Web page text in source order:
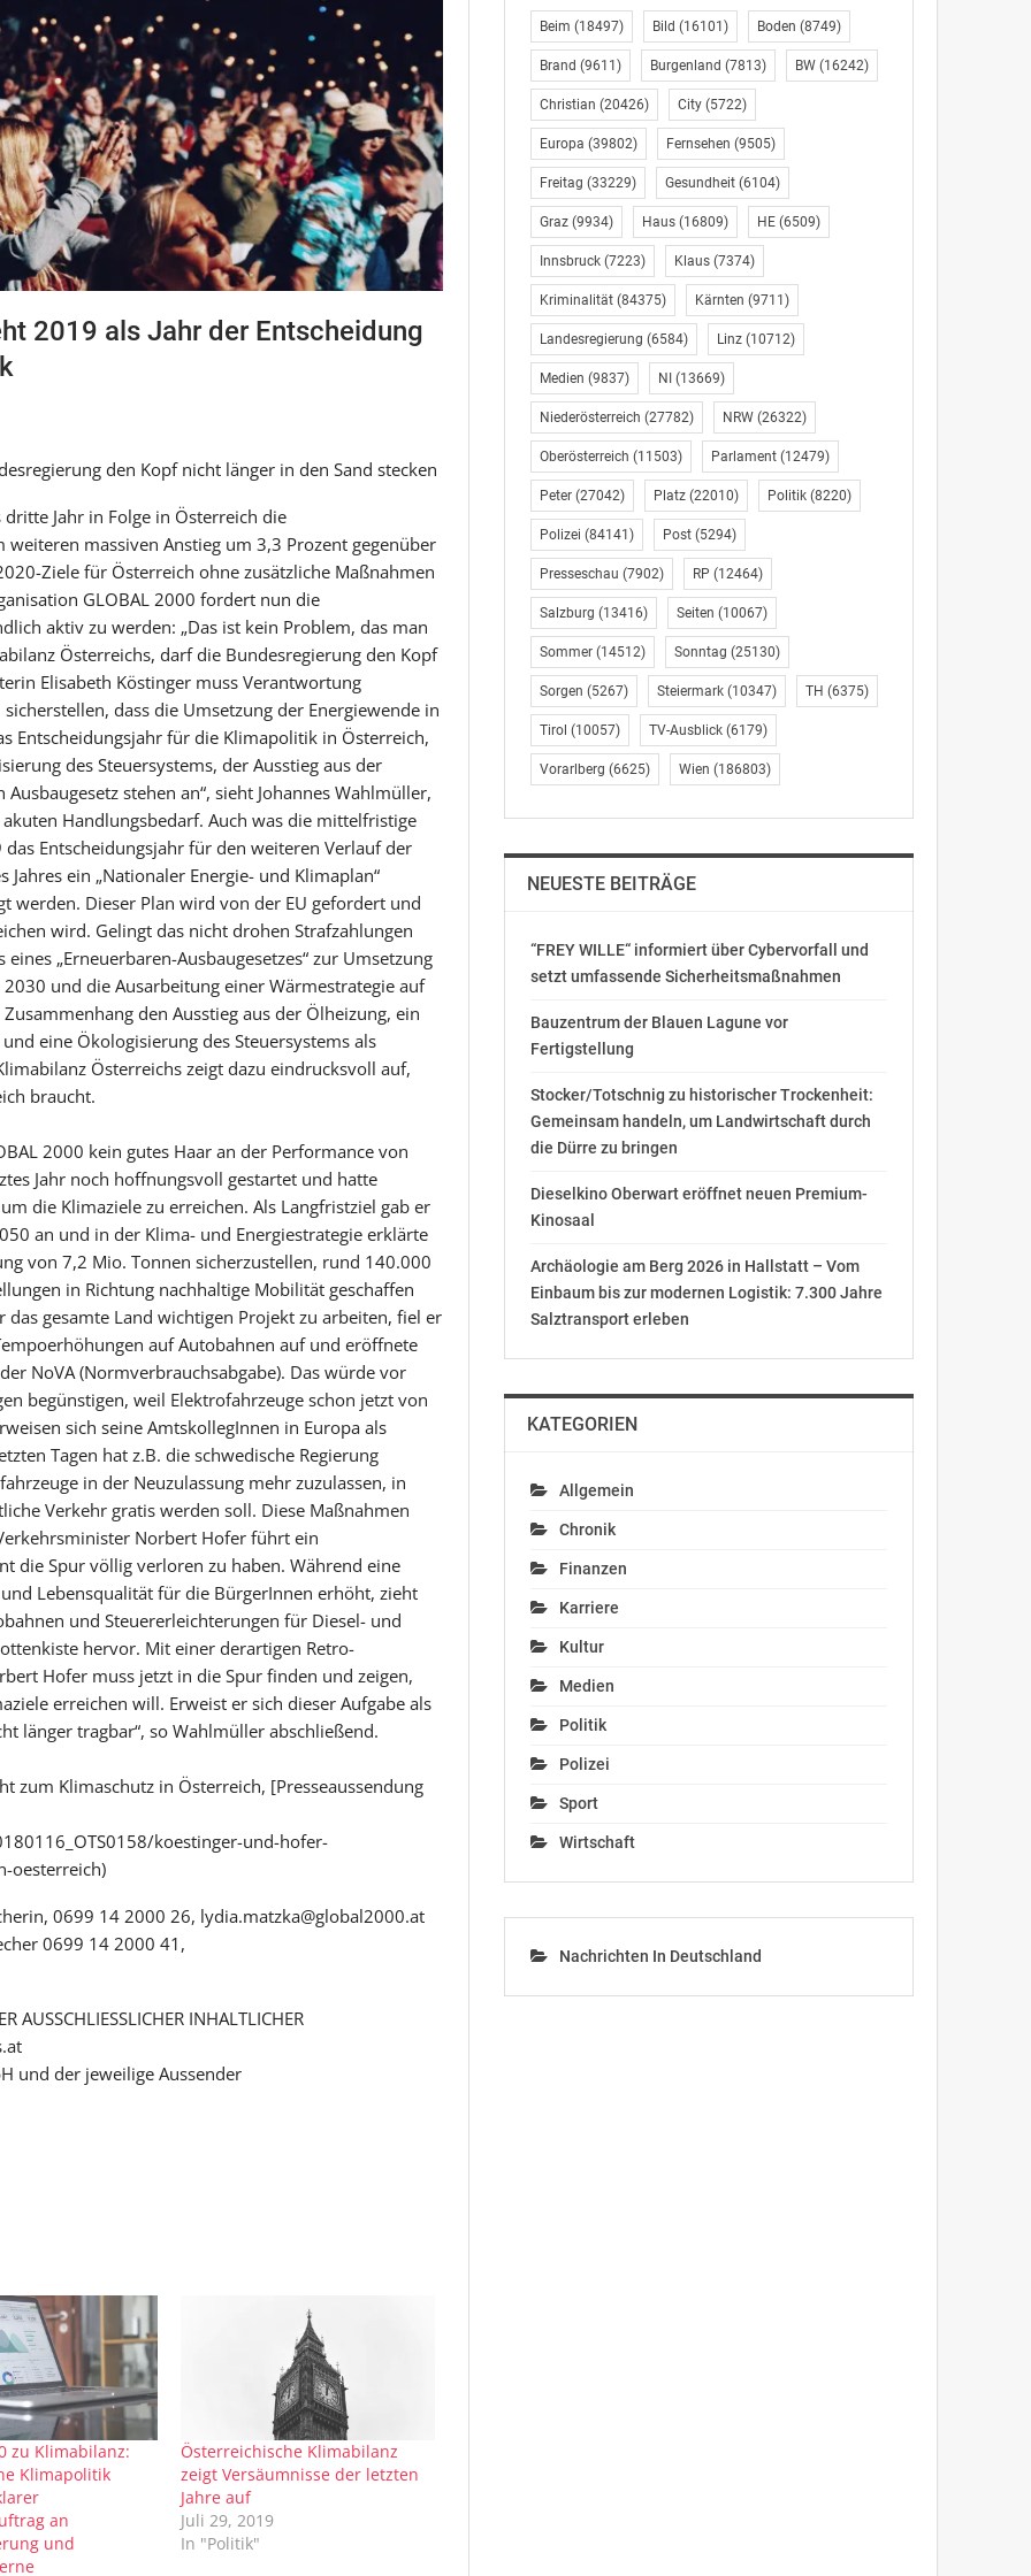
2019 als Jahr der Entscheidung
den Kopf nicht länger in den Sand stecken
Jahr in Folge in Österreich die
massiven Anstieg um 3,3 Prozent gegenüber
Ziele für Österreich ohne zusätzliche Maßnahmen
GLOBAL 2000 fordert nun die
aktiv zu werden: „Das ist kein Problem, das man
Österreichs, darf die Bundesregierung den Kopf
Elisabeth Köstinger muss Verantwortung
dass die Umsetzung der Energiewende in
Entscheidungsjahr für die Klimapolitik in Österreich,
des Steuersystems, der Ausstieg aus der
stehen an“, sieht Johannes Wahlmüller,
Handlungsbedarf. Auch was die mittelfristige
Entscheidungsjahr für den weiteren Verlauf der
ein „Nationaler Energie- und Klimaplan“
werden. Dieser Plan wird von der EU gefordert und
wird. Gelingt das nicht drohen Strafzahlungen
„Erneuerbaren-Ausbaugesetzes“ zur Umsetzung
und die Ausarbeitung einer Wärmestrategie auf
den Ausstieg aus der Ölheizung, ein
eine Ökologisierung des Steuersystems als
Österreichs zeigt dazu eindrucksvoll auf,
braucht.
2000 kein gutes Haar an der Performance von
Jahr noch hoffnungsvoll gestartet und hatte
die Klimaziele zu erreichen. Als Langfristziel gab er
an und in der Klima- und Energiestrategie erklärte
von 7,2 Mio. Tonnen sicherzustellen, rund 140.000
in Richtung nachhaltige Mobilität geschaffen
gesamte Land wichtigen Projekt zu arbeiten, fiel er
auf Autobahnen auf und eröffnete
NoVA (Normverbrauchsabgabe). Das würde vor
begünstigen, weil Elektrofahrzeuge schon jetzt von
sich seine AmtskollegInnen in Europa als
Tagen hat z.B. die schwedische Regierung
in der Neuzulassung mehr zuzulassen, in
Verkehr gratis werden soll. Diese Maßnahmen
Norbert Hofer führt ein
die Spur völlig verloren zu haben. Während eine
Lebensqualität für die BürgerInnen erhöht, zieht
und Steuererleichterungen für Diesel- und
hervor. Mit einer derartigen Retro-
Hofer muss jetzt in die Spur finden und zeigen,
erreichen will. Erweist er sich dieser Aufgabe als
länger tragbar“, so Wahlmüller abschließend.
zum Klimaschutz in Österreich, [Presseaussendung
koestinger-und-hofer-
oesterreich)
0699 14 2000 26, lydia.matzka@global2000.at
0699 14 2000 41,
AUSSCHLIESSLICHER INHALTLICHER
und der jeweilige Aussender
zu Klimabilanz:
Klimapolitik
an
und
Österreichische Klimabilanz
zeigt Versäumnisse der letzten
Jahre auf
Juli 29, 2019
In "Politik"
Beim (18497) Bild (16101) Boden (8749)
Brand (9611) Burgenland (7813) BW(16242)
Christian (20426) City(5722)
Europa (39802) Fernsehen (9505)
Freitag (33229) Gesundheit(6104)
Graz(9934) Haus(16809) HE(6509)
Innsbruck(7223) Klaus(7374)
Kriminalität(84375) Kärnten (9711)
Landesregierung (6584) Linz(10712)
Medien (9837) NI (13669)
Niederösterreich (27782) NRW(26322)
Oberösterreich (11503) Parlament(12479)
Peter(27042) Platz(22010) Politik(8220)
Polizei (84141) Post(5294)
Presseschau (7902) RP (12464)
Salzburg (13416) Seiten (10067)
Sommer(14512) Sonntag (25130)
Sorgen (5267) Steiermark(10347) TH (6375)
Tirol (10057) TV-Ausblick(6179)
Vorarlberg (6625) Wien (186803)
NEUESTE BEITRÄGE
“FREY WILLE“ informiert über Cybervorfall und
setzt umfassende Sicherheitsmaßnahmen
Bauzentrum der Blauen Lagune vor
Fertigstellung
Stocker/Totschnig zu historischer Trockenheit:
Gemeinsam handeln, um Landwirtschaft durch
die Dürre zu bringen
Dieselkino Oberwart eröffnet neuen Premium-
Kinosaal
Archäologie am Berg 2026 in Hallstatt – Vom
Einbaum bis zur modernen Logistik: 7.300 Jahre
Salztransport erleben
KATEGORIEN
Allgemein
Chronik
Finanzen
Karriere
Kultur
Medien
Politik
Polizei
Sport
Wirtschaft
Nachrichten In Deutschland